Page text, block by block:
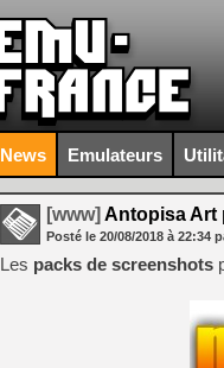
News Emulateurs
[www] Antopisa Art
Posté le 20/08/2018 à 22:34
Les packs de screenshots